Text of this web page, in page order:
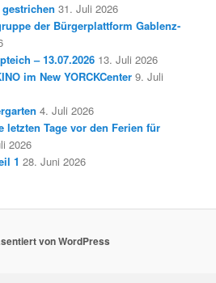
31. Juli 2026
der Bürgerplattform Gablenz-
– 13.07.2026 13. Juli 2026
im New YORCKCenter 9. Juli
4. Juli 2026
letzten Tage vor den Ferien für
2026
1 28. Juni 2026
von WordPress